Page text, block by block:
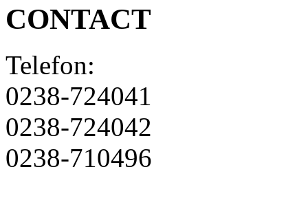
CONTACT
Telefon:
0238-724041
0238-724042
0238-710496